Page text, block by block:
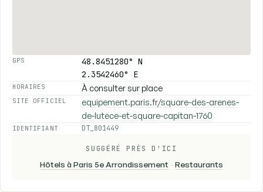
GPS
48.8451280° N
2.3542460° E
HORAIRES À consulter sur place
SITE OFFICIEL
equipement.paris.fr/square-des-arenes-
de-lutece-et-square-capitan-1760
IDENTIFIANT DT_801449
SUGGÉRÉ PRÈS D'ICI
Hôtels à Paris 5e Arrondissement -Restaurants